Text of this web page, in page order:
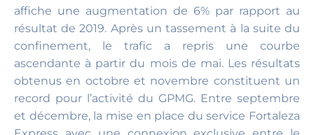
affiche une augmentation de 6% par rapport au
résultat de 2019. Après un tassement à la suite du
confinement, le trafic a repris une courbe
ascendante à partir du mois de mai. Les résultats
obtenus en octobre et novembre constituent un
record pour l’activité du GPMG. Entre septembre
et décembre, la mise en place du service Fortaleza